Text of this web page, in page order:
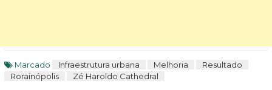
Marcado Infraestrutura urbana Melhoria
Resultado
Rorainópolis
Zé Haroldo Cathedral